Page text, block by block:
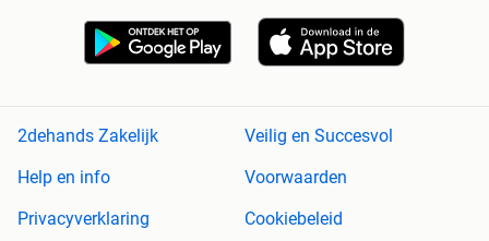
2dehands Zakelijk
Veilig en Succesvol
Help en info
Voorwaarden
Privacyverklaring
Cookiebeleid